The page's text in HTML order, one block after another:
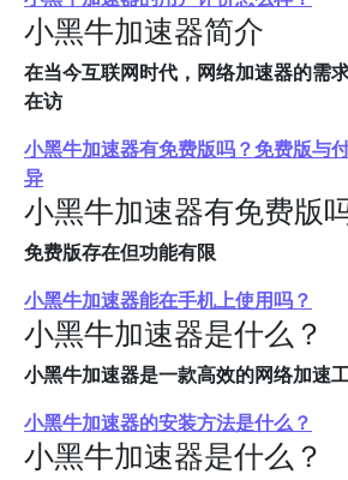
小黑牛加速器简介
在当今互联网时代，网络加速器的需
在访
小黑牛加速器有免费版吗？免费版与
异
小黑牛加速器有免费版
免费版存在但功能有限
小黑牛加速器能在手机上使用吗？
小黑牛加速器是什么？
小黑牛加速器是一款高效的网络加速
小黑牛加速器的安装方法是什么？
小黑牛加速器是什么？